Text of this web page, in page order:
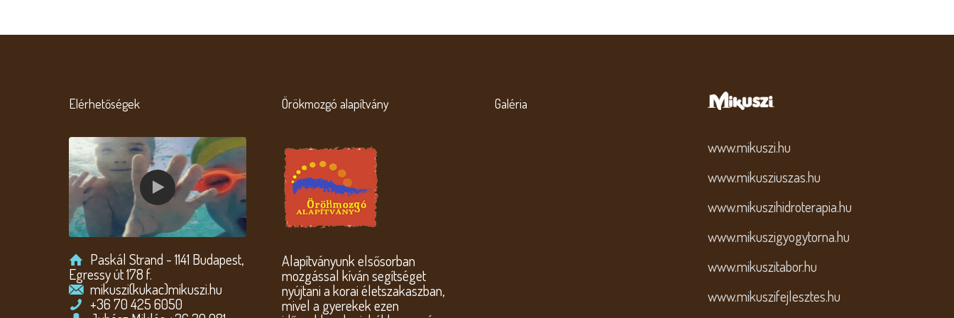
Elérhetőségek
Paskál Strand - 1141 Budapest,
Egressy út 178 f.
mikuszi(kukac)mikuszi.hu
+36 70 425 6050
Örökmozgó alapítvány
Alapítványunk elsősorban
mozgással kíván segítséget
nyújtani a korai életszakaszban,
mivel a gyerekek ezen
Galéria
www.mikuszi.hu
www.mikusziuszas.hu
www.mikuszihidroterapia.hu
www.mikuszigyogytorna.hu
www.mikuszitabor.hu
www.mikuszifejlesztes.hu